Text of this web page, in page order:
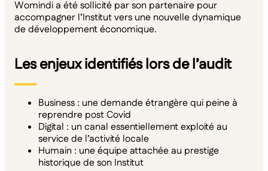
Womindi a été sollicité par son partenaire pour
accompagner l’Institut vers une nouvelle dynamique
de développement économique.
Les enjeux identifiés lors de l’audit
Business : une demande étrangère qui peine à
reprendre post Covid
Digital : un canal essentiellement exploité au
service de l’activité locale
Humain : une équipe attachée au prestige
historique de son Institut